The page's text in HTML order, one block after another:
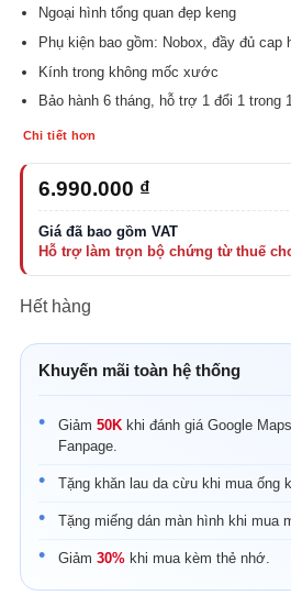
Ngoại hình tổng quan đẹp keng
Phụ kiện bao gồm: Nobox, đầy đủ cap
Kính trong không mốc xước
Bảo hành 6 tháng, hỗ trợ 1 đổi 1 trong
Chi tiết hơn
6.990.000 ₫
Hết hàng
Khuyến mãi toàn hệ thống
Giảm 50K khi đánh giá Google
Fanpage.
Tặng khăn lau da cừu khi mua ống
Tặng miếng dán màn hình khi mua
Giảm 30% khi mua kèm thẻ nhớ.